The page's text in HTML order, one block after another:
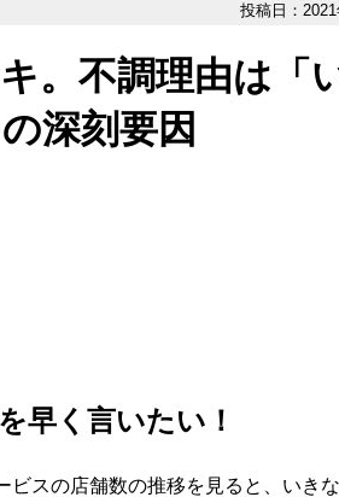
投稿日：
。不調理由は「
深刻要因
早く言いたい！
スの店舗数の推移を見ると、いき